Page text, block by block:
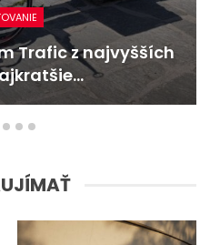
GLA mieša gény
s elektrinou